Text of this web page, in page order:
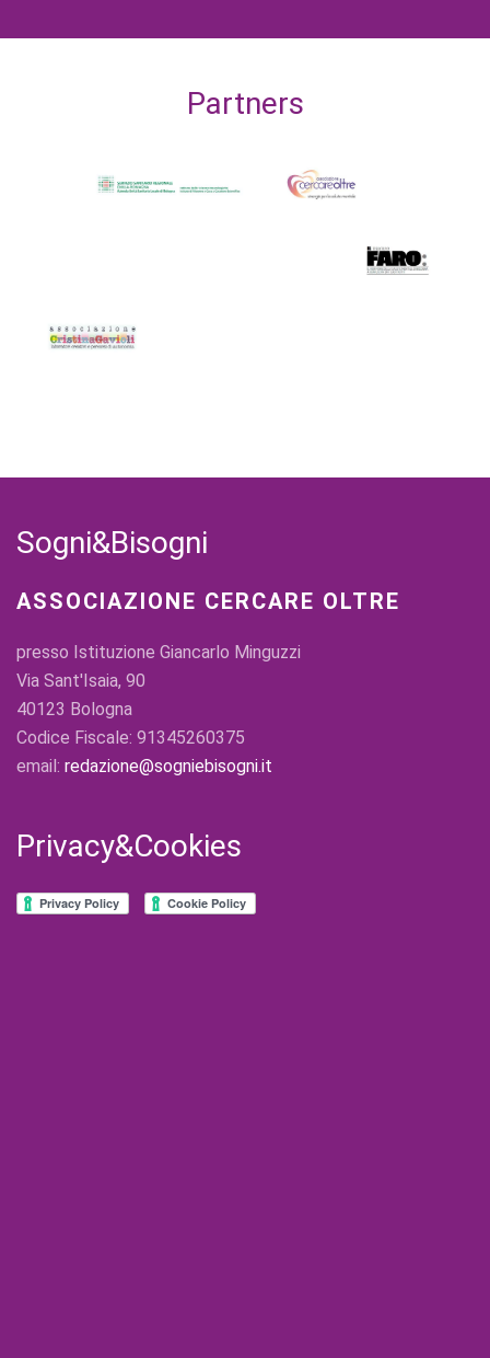
Partners
Sogni&Bisogni
ASSOCIAZIONE CERCARE OLTRE
presso Istituzione Giancarlo Minguzzi
Via Sant'Isaia, 90
40123 Bologna
Codice Fiscale: 91345260375
email: redazione@sogniebisogni.it
Privacy&Cookies